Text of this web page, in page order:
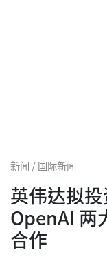
新闻 / 国际新闻
英伟达拟
OpenAI 两
合作